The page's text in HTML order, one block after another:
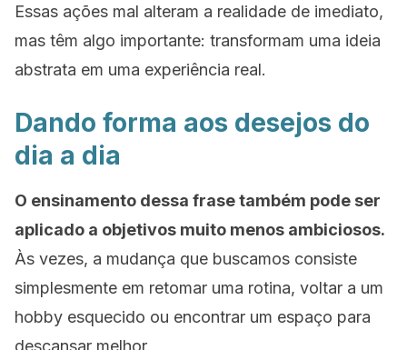
Essas ações mal alteram a realidade de imediato,
mas têm algo importante: transformam uma ideia
abstrata em uma experiência real.
Dando forma aos desejos do
dia a dia
O ensinamento dessa frase também pode ser
aplicado a objetivos muito menos ambiciosos.
Às vezes, a mudança que buscamos consiste
simplesmente em retomar uma rotina, voltar a um
hobby esquecido ou encontrar um espaço para
descansar melhor.